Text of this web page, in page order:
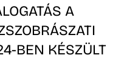
A
BEN KÉSZÜLT